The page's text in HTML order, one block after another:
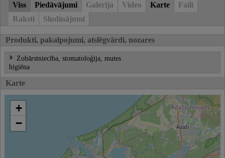
Viss Piedāvājumi Galerija Video Karte
Faili
Raksti
Sludinājumi
Produkti, pakalpojumi, atslēgvārdi, nozares
Zobārstniecība, stomatoloģija, mutes
higiēna
Karte
+
−